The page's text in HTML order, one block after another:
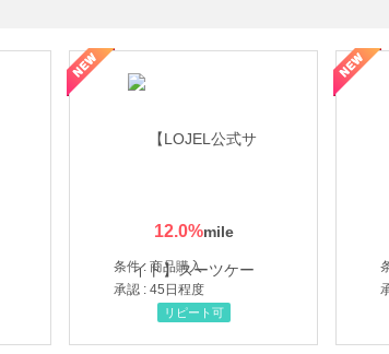
12.0%
条件 : 商品購入
承認 : 45日程度
リピート可
ランド品・貴金属の無料査定